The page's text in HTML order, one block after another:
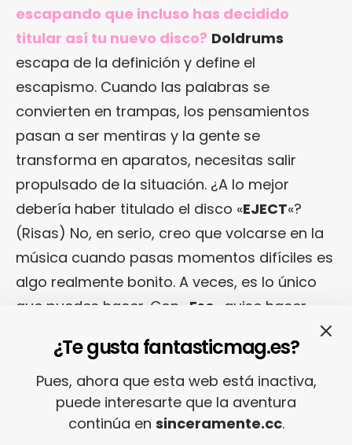
escapando que incluso has decidido
titular así tu nuevo disco? Doldrums
escapa de la definición y define el
escapismo. Cuando las palabras se
convierten en trampas, los pensamientos
pasan a ser mentiras y la gente se
transforma en aparatos, necesitas salir
propulsado de la situación. ¿A lo mejor
debería haber titulado el disco «EJECT«?
(Risas) No, en serio, creo que volcarse en la
música cuando pasas momentos difíciles es
algo realmente bonito. A veces, es lo único
que puedes hacer. Con « Esc » quise hacer
momentos.
¿Crees entonces que el concepto de
«escapismo» es de los más presentes en el
¿Te gusta fantasticmag.es?
Pues, ahora que esta web está inactiva,
puede interesarte que la aventura
continúa en sinceramente.cc.